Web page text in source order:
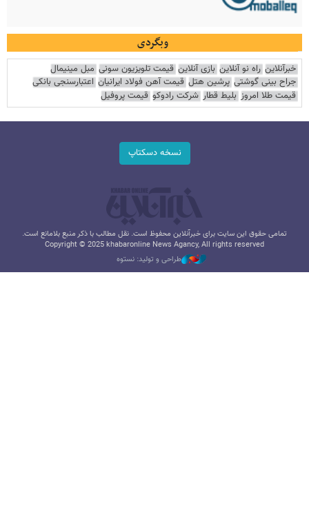
وبگردی
خبرآنلاین راه نو آنلاین بازی آنلاین قیمت تلویزیون سونی مبل مینیمال
جراح بینی گوشتی پرشین هتل قیمت آهن فولاد ایرانیان اعتبارسنجی بانکی
قیمت طلا امروز بلیط قطار شرکت رادوکو قیمت پروفیل
نسخه دسکتاپ
تمامی حقوق این سایت برای خبرآنلاین محفوظ است. نقل مطالب با ذکر منبع بلامانع است.
Copyright © 2025 khabaronline News Agancy, All rights reserved
طراحی و تولید: نستوه